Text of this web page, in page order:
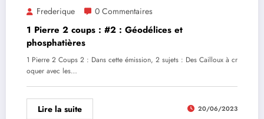
Frederique 0 Commentaires
1 Pierre 2 coups : #2 : Géodélices et
phosphatières
1 Pierre 2 Coups 2 : Dans cette émission, 2 sujets : Des Cailloux à cr
oquer avec les…
Lire la suite 20/06/2023